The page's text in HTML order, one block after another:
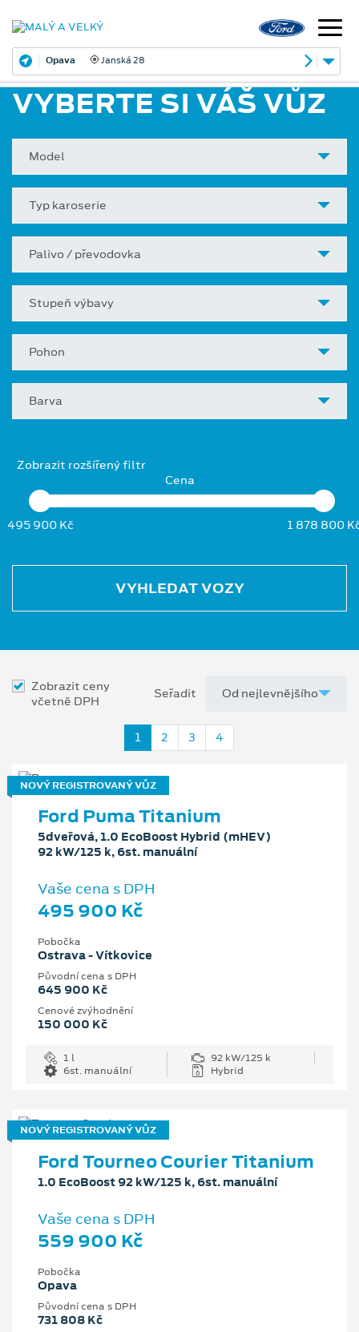
Opava Janská 28
VYBERTE SI VÁŠ VŮZ
Model
Typ karoserie
Palivo / převodovka
Stupeň výbavy
Pohon
Barva
Zobrazit rozšířený filtr
Cena
495 900 Kč 1 878 800
VYHLEDAT VOZY
Zobrazit ceny
včetně DPH
Seřadit
1 2 3 4
NOVÝ REGISTROVANÝ VŮZ
Ford Puma Titanium
5dveřová, 1.0 EcoBoost Hybrid (mHEV)
92 kW/125 k, 6st. manuální
Vaše cena s DPH
495 900 Kč
Pobočka
Ostrava - Vítkovice
Původní cena s DPH
645 900 Kč
Cenové zvýhodnění
150 000 Kč
1 l
92 kW/125 k
6st. manuální
Hybrid
NOVÝ REGISTROVANÝ VŮZ
Ford Tourneo Courier Titanium
1.0 EcoBoost 92 kW/125 k, 6st. manuální
Vaše cena s DPH
559 900 Kč
Pobočka
Opava
Původní cena s DPH
731 808 Kč